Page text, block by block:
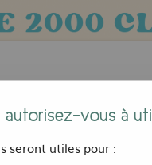
autorisez-vous à
seront utiles pour :